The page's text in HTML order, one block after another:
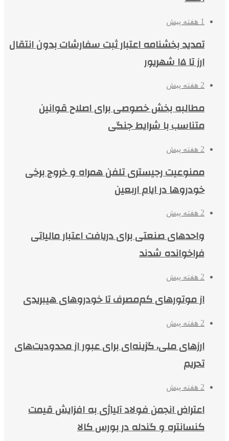
1 هفته پیش
تمدید بخشنامه اعتبار ثبت سفارشات بدون انتقال
ارز تا ۱۵ شهریور
2 هفته پیش
مطالبه بخش خصوصی برای اصلاح قوانین
متناسب با شرایط جنگی
2 هفته پیش
ممنوعیت رجیستری تلفن همراه و خروج برخی
خودروها در ایام اربعین
2 هفته پیش
واحدهای صنعتی برای دریافت اعتبار مالیاتی
فراخوانده شدند
2 هفته پیش
از موتورهای کم‌مصرف تا خودروهای هیبریدی
2 هفته پیش
ارزهای ملی، گزینه‌ای برای عبور از محدودیت‌های
تحریم
2 هفته پیش
اعتراض انجمن فولاد آلیاژی به افزایش قیمت
کنسانتره و گندله در بورس کالا